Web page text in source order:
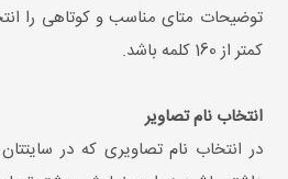
توضیحات متای مناسب و کوتاهی را
کمتر از 160 کلمه باشد.
انتخاب نام تصاویر
در انتخاب نام تصاویری که در